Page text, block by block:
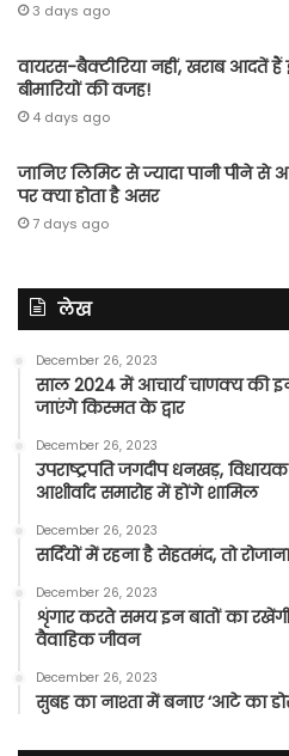
3 days ago
वायरस-बैक्टीरिया नहीं, खराब आदतें
बीमारियों की वजह!
4 days ago
जानिए लिमिट से ज्यादा पानी पीने से
पर क्या होता है असर
7 days ago
लेख
December 26, 2023
साल 2024 में आचार्य चाणक्य की
जाएंगे किस्मत के द्वार
December 26, 2023
उपराष्ट्रपति जगदीप धनखड़,
आशीर्वाद समारोह में होंगे शामिल
December 26, 2023
सर्दियों में रहना है सेहतमंद, तो
December 26, 2023
शृंगार करते समय इन बातों का
वैवाहिक जीवन
December 26, 2023
सुबह का नाश्ता में बनाए ‘आटे का